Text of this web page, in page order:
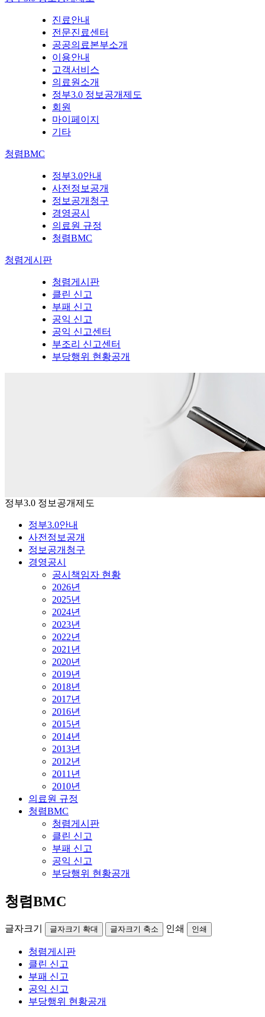
진료안내
전문진료센터
공공의료본부소개
이용안내
고객서비스
의료원소개
정부3.0 정보공개제도
회원
마이페이지
기타
청렴BMC
정부3.0안내
사전정보공개
정보공개청구
경영공시
의료원 규정
청렴BMC
청렴게시판
청렴게시판
클린 신고
부패 신고
공익 신고
공익 신고센터
부조리 신고센터
부당행위 현황공개
정부3.0 정보공개제도
정부3.0안내
사전정보공개
정보공개청구
경영공시
공시책임자 현황
2026년
2025년
2024년
2023년
2022년
2021년
2020년
2019년
2018년
2017년
2016년
2015년
2014년
2013년
2012년
2011년
2010년
의료원 규정
청렴BMC
청렴게시판
클린 신고
부패 신고
공익 신고
부당행위 현황공개
청렴BMC
글자크기 글자크기 확대 글자크기 축소 인쇄 인쇄
청렴게시판
클린 신고
부패 신고
공익 신고
부당행위 현황공개